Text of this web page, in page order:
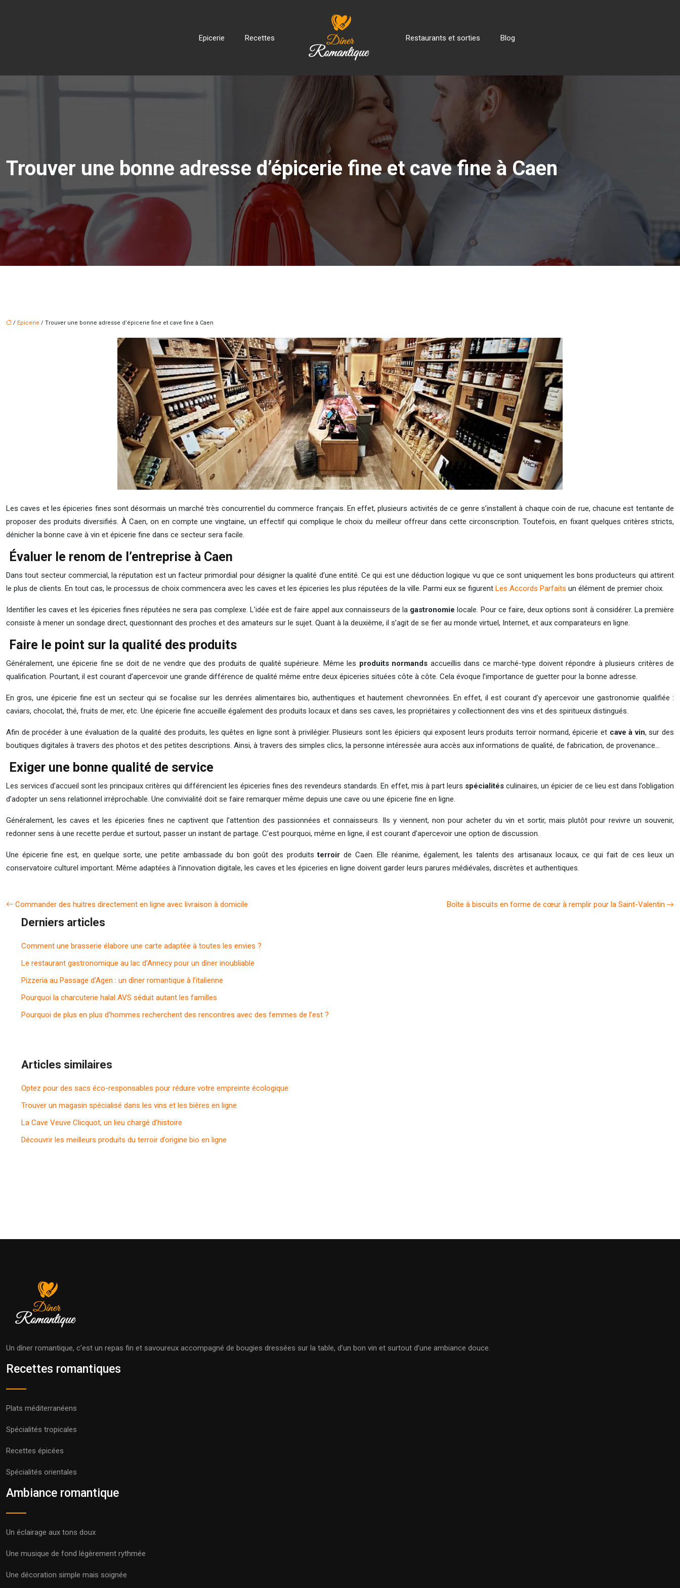
Recettes
Epicerie Restaurants et sorties Blog
Trouver une bonne adresse d’épicerie fine et cave fine à Caen
/ Epicerie / Trouver une bonne adresse d’épicerie fine et cave fine à Caen
Les caves et les épiceries fines sont désormais un marché très concurrentiel du commerce français. En effet, plusieurs activités de ce genre s’installent à chaque coin de rue, chacune est tentante de
proposer des produits diversifiés. À Caen, on en compte une vingtaine, un effectif qui complique le choix du meilleur offreur dans cette circonscription. Toutefois, en fixant quelques critères stricts,
dénicher la bonne cave à vin et épicerie fine dans ce secteur sera facile.
Évaluer le renom de l’entreprise à Caen
Dans tout secteur commercial, la réputation est un facteur primordial pour désigner la qualité d’une entité. Ce qui est une déduction logique vu que ce sont uniquement les bons producteurs qui attirent
le plus de clients. En tout cas, le processus de choix commencera avec les caves et les épiceries les plus réputées de la ville. Parmi eux se figurent Les Accords Parfaits un élément de premier choix.
Identifier les caves et les épiceries fines réputées ne sera pas complexe. L’idée est de faire appel aux connaisseurs de la gastronomie locale. Pour ce faire, deux options sont à considérer. La première
consiste à mener un sondage direct, questionnant des proches et des amateurs sur le sujet. Quant à la deuxième, il s’agit de se fier au monde virtuel, Internet, et aux comparateurs en ligne.
Faire le point sur la qualité des produits
Généralement, une épicerie fine se doit de ne vendre que des produits de qualité supérieure. Même les produits normands accueillis dans ce marché-type doivent répondre à plusieurs critères de
qualification. Pourtant, il est courant d’apercevoir une grande différence de qualité même entre deux épiceries situées côte à côte. Cela évoque l’importance de guetter pour la bonne adresse.
En gros, une épicerie fine est un secteur qui se focalise sur les denrées alimentaires bio, authentiques et hautement chevronnées. En effet, il est courant d’y apercevoir une gastronomie qualifiée :
caviars, chocolat, thé, fruits de mer, etc. Une épicerie fine accueille également des produits locaux et dans ses caves, les propriétaires y collectionnent des vins et des spiritueux distingués.
Afin de procéder à une évaluation de la qualité des produits, les quêtes en ligne sont à privilégier. Plusieurs sont les épiciers qui exposent leurs produits terroir normand, épicerie et cave à vin, sur des
boutiques digitales à travers des photos et des petites descriptions. Ainsi, à travers des simples clics, la personne intéressée aura accès aux informations de qualité, de fabrication, de provenance…
Exiger une bonne qualité de service
Les services d’accueil sont les principaux critères qui différencient les épiceries fines des revendeurs standards. En effet, mis à part leurs spécialitésculinaires, un épicier de ce lieu est dans l’obligation
d’adopter un sens relationnel irréprochable. Une convivialité doit se faire remarquer même depuis une cave ou une épicerie fine en ligne.
Généralement, les caves et les épiceries fines ne captivent que l’attention des passionnées et connaisseurs. Ils y viennent, non pour acheter du vin et sortir, mais plutôt pour revivre un souvenir,
redonner sens à une recette perdue et surtout, passer un instant de partage. C’est pourquoi, même en ligne, il est courant d’apercevoir une option de discussion.
Une épicerie fine est, en quelque sorte, une petite ambassade du bon goût des produitsterroir de Caen. Elle réanime, également, les talents des artisanaux locaux, ce qui fait de ces lieux un
conservatoire culturel important. Même adaptées à l’innovation digitale, les caves et les épiceries en ligne doivent garder leurs parures médiévales, discrètes et authentiques.
Commander des huitres directement en ligne avec livraison à domicile Boîte à biscuits en forme de cœur à remplir pour la Saint-Valentin
Derniers articles
Comment une brasserie élabore une carte adaptée à toutes les envies ?
Le restaurant gastronomique au lac d’Annecy pour un dîner inoubliable
Pizzeria au Passage d’Agen : un dîner romantique à l’italienne
Pourquoi la charcuterie halal AVS séduit autant les familles
Pourquoi de plus en plus d’hommes recherchent des rencontres avec des femmes de l’est ?
Articles similaires
Optez pour des sacs éco-responsables pour réduire votre empreinte écologique
Trouver un magasin spécialisé dans les vins et les bières en ligne
La Cave Veuve Clicquot, un lieu chargé d’histoire
Découvrir les meilleurs produits du terroir d’origine bio en ligne
Un dîner romantique, c’est un repas fin et savoureux accompagné de bougies dressées sur la table, d’un bon vin et surtout d’une ambiance douce.
Recettes romantiques
Plats méditerranéens
Spécialités tropicales
Recettes épicées
Spécialités orientales
Ambiance romantique
Un éclairage aux tons doux
Une musique de fond légèrement rythmée
Une décoration simple mais soignée